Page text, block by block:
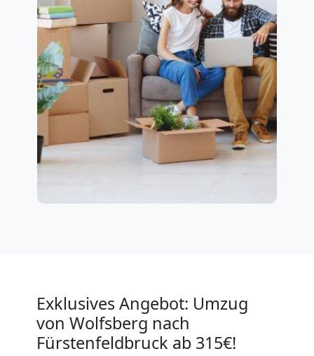
Exklusives Angebot: Umzug
von Wolfsberg nach
Fürstenfeldbruck ab 315€!